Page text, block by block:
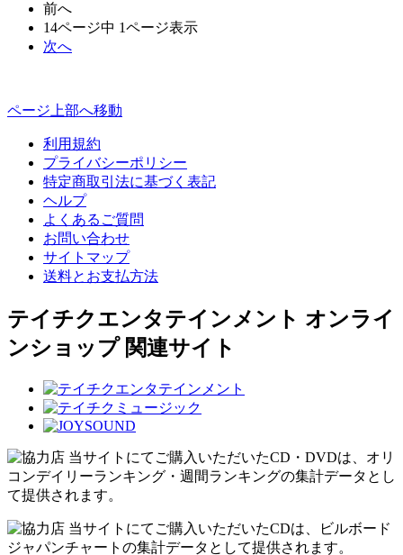
前へ
14ページ中 1ページ表示
次へ
ページ上部へ移動
利用規約
プライバシーポリシー
特定商取引法に基づく表記
ヘルプ
よくあるご質問
お問い合わせ
サイトマップ
送料とお支払方法
テイチクエンタテインメント オンライ
ンショップ 関連サイト
当サイトにてご購入いただいたCD・DVDは、オリ
コンデイリーランキング・週間ランキングの集計データとし
て提供されます。
当サイトにてご購入いただいたCDは、ビルボード
ジャパンチャートの集計データとして提供されます。